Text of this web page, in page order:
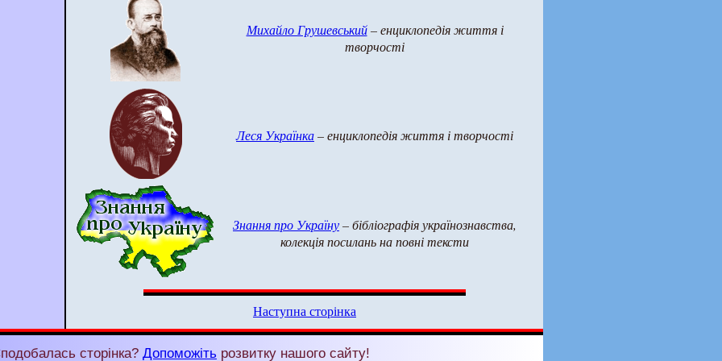
Михайло Грушевський– енциклопедія життя і
творчості
Леся Українка– енциклопедія життя і творчості
Знання про Україну– бібліографія українознавства,
колекція посилань на повні тексти
Наступна сторінка
сторінка? Допоможіть розвитку нашого сайту!